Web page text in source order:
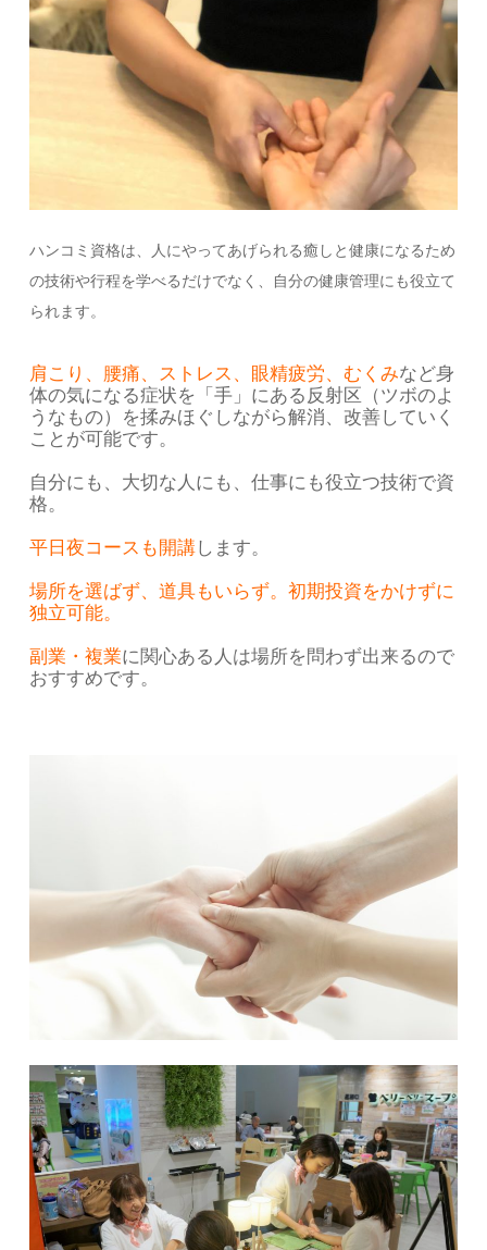
ハンコミ資格は、人にやってあげられる癒しと健康になるため
の技術や行程を学べるだけでなく、自分の健康管理にも役立て
られます。
肩こり、腰痛、ストレス、眼精疲労、むくみなど身
体の気になる症状を「手」にある反射区（ツボのよ
うなもの）を揉みほぐしながら解消、改善していく
ことが可能です。
自分にも、大切な人にも、仕事にも役立つ技術で資
格。
平日夜コースも開講します。
場所を選ばず、道具もいらず。初期投資をかけずに
独立可能。
副業・複業に関心ある人は場所を問わず出来るので
おすすめです。